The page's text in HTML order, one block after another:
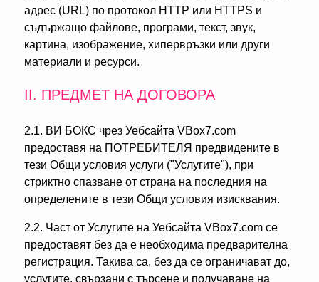
адрес (URL) по протокол HTTP или HTTPS и
съдържащо файлове, програми, текст, звук,
картина, изображение, хипервръзки или други
материали и ресурси.
ІІ. ПРЕДМЕТ НА ДОГОВОРА
2.1. ВИ БОКС чрез Уебсайта VBox7.com
предоставя на ПОТРЕБИТЕЛЯ предвидените в
тези Общи условия услуги ("Услугите"), при
стриктно спазване от страна на последния на
определените в тези Общи условия изисквания.
2.2. Част от Услугите на Уебсайта VBox7.com се
предоставят без да е необходима предварителна
регистрация. Такива са, без да се ограничават до,
услугите, свързани с търсене и получаване на